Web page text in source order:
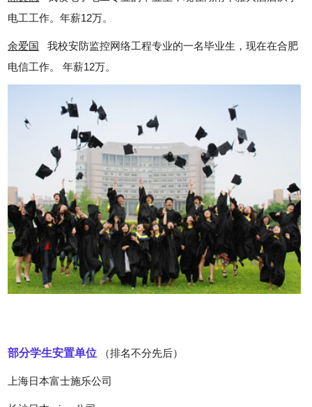
电工工作。年薪12万。
余爱国 我校安防监控网络工程专业的一名毕业生，现在在合肥
电信工作。 年薪12万。
部分学生安置单位 （排名不分先后）
上海日本富士施乐公司